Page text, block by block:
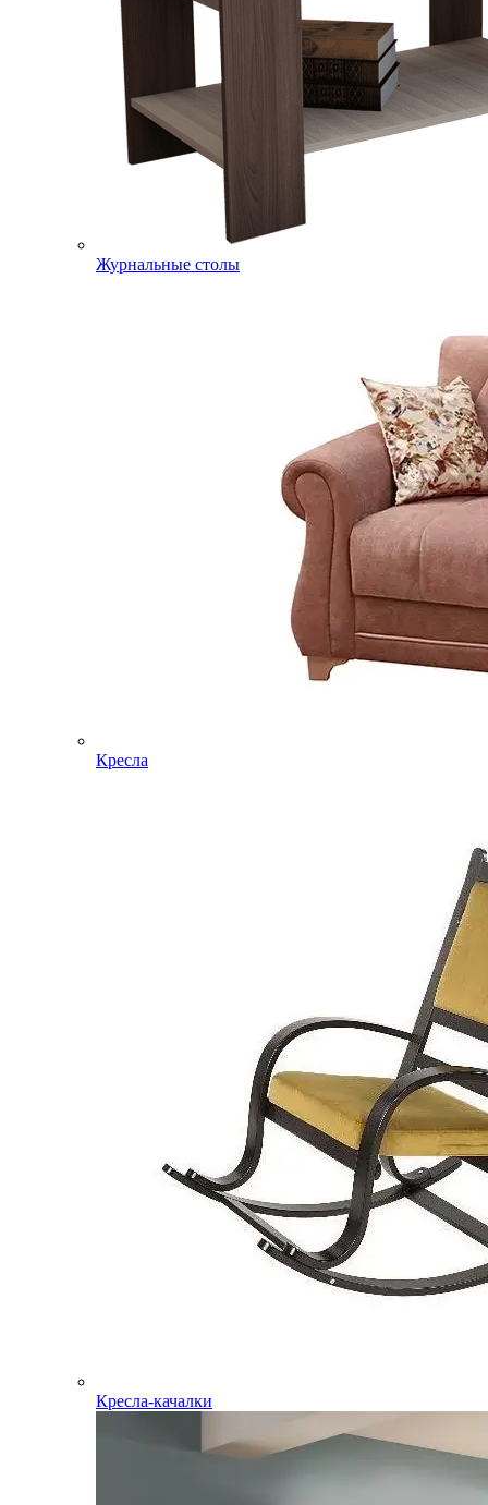
Журнальные столы
Кресла
Кресла-качалки